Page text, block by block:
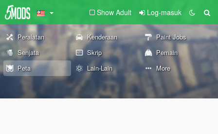
Show Adult Log-masuk
Peralatan Kenderaan
Paint Jobs
Senjata
Skrip
Pemain
Peta
Lain-Lain More